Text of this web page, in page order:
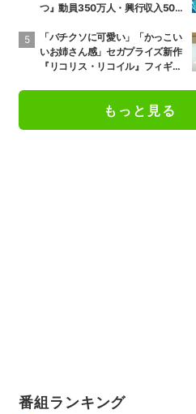
つ』動員350万人・興行収入50億
「バチクソに可愛い」「かっこい
いお姉さん感」セガプライズ新作
『リコリス・リコイル』フィギュ
もっと見る
番組ランキング